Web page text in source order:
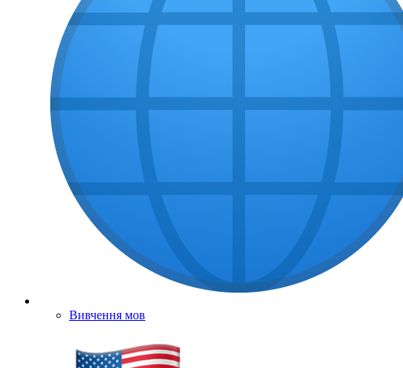
Вивчення мов